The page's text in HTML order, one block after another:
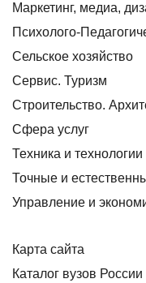
Маркетинг, медиа,
Психолого-
Сельское хозяйство
Сервис. Туризм
Строительство.
Сфера услуг
Техника и технологии
Точные и
Управление и
Карта сайта
Каталог вузов России